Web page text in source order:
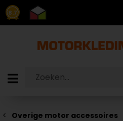
8.7
Overige motor accessoires